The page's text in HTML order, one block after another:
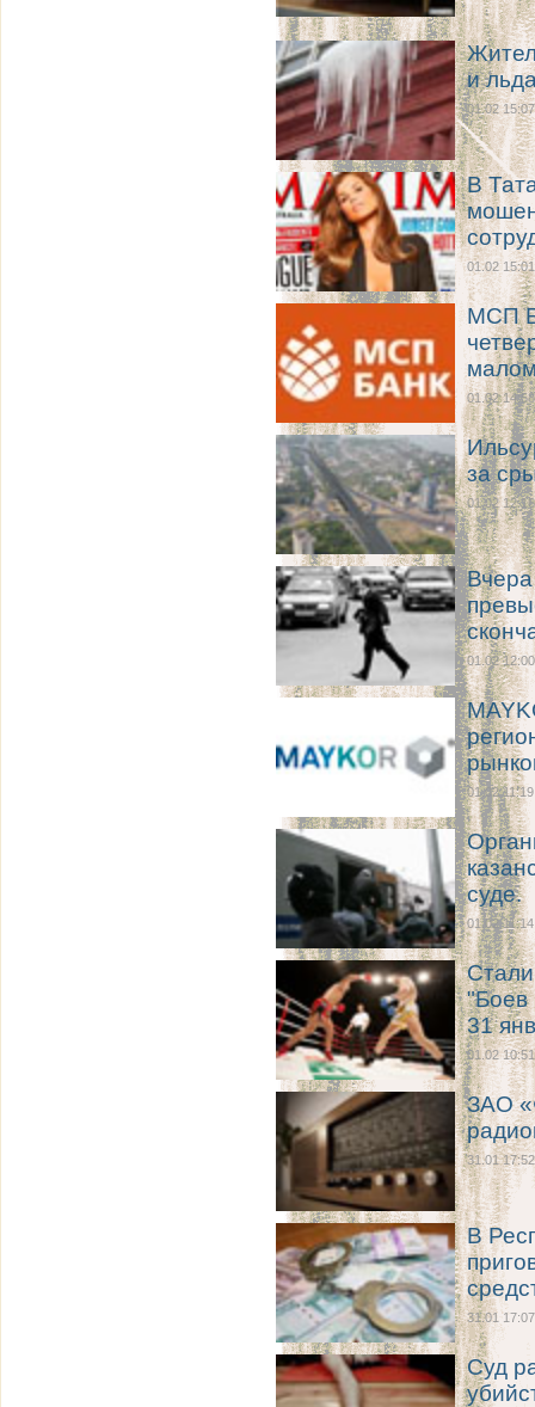
и
01.02 15:07
В
01.02 15:01
МСП
01.02 14:58
за
01.02 12:16
01.02 12:00
01.02 11:19
суде.
01.02 11:14
"Боев
31
01.02 10:51
ЗАО
31.01 17:52
В
31.01 17:07
Суд